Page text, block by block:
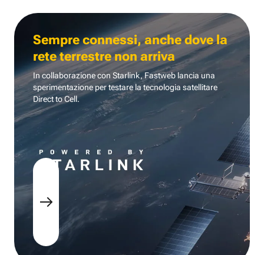
Sempre connessi, anche dove la
rete terrestre non arriva
In collaborazione con Starlink, Fastweb lancia una
sperimentazione per testare la tecnologia satellitare
Direct to Cell.